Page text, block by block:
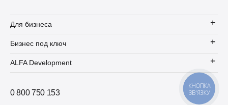
Для бизнеса
Бизнес под ключ
ALFA Development
0 800 750 153
КНОПКА
ЗВ'ЯЗКУ